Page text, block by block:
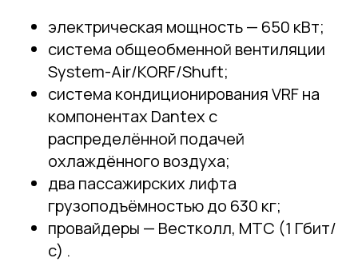
электрическая мощность — 650 кВт;
система общеобменной вентиляции
System-Air/KORF/Shuft;
система кондиционирования VRF на
компонентах Dantex с
распределённой подачей
охлаждённого воздуха;
два пассажирских лифта
грузоподъёмностью до 630 кг;
провайдеры — Вестколл, МТС (1 Гбит/
с) .